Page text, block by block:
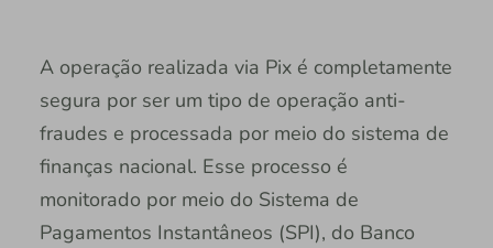
A operação realizada via Pix é completamente
segura por ser um tipo de operação anti-
fraudes e processada por meio do sistema de
finanças nacional. Esse processo é
monitorado por meio do Sistema de
Pagamentos Instantâneos (SPI), do Banco